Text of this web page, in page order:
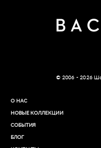
© 2006 - 2026
О НАС
НОВЫЕ КОЛЛЕКЦИИ
СОБЫТИЯ
БЛОГ